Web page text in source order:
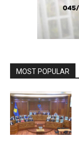
MOST POPULAR